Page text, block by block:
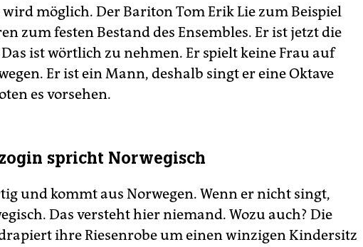
wird möglich. Der Bariton Tom Erik Lie zum Beispiel
zum festen Bestand des Ensembles. Er ist jetzt die
ist wörtlich zu nehmen. Er spielt keine Frau auf
Er ist ein Mann, deshalb singt er eine Oktave
es vorsehen.
spricht Norwegisch
und kommt aus Norwegen. Wenn er nicht singt,
Das versteht hier niemand. Wozu auch? Die
ihre Riesenrobe um einen winzigen Kindersitz